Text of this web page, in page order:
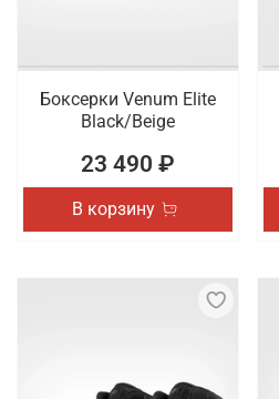
Боксерки Venum Elite
Black/Beige
23 490 ₽
В корзину